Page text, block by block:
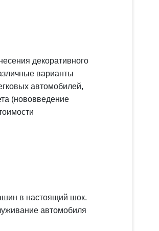
декоративного
варианты
автомобилей,
(нововведение
в настоящий шок.
автомобиля